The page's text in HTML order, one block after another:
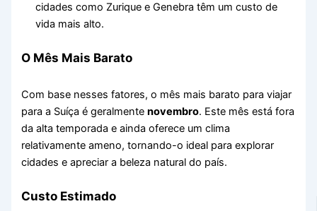
cidades como Zurique e Genebra têm um custo de
vida mais alto.
O Mês Mais Barato
Com base nesses fatores, o mês mais barato para viajar
para a Suíça é geralmentenovembro. Este mês está fora
da alta temporada e ainda oferece um clima
relativamente ameno, tornando-o ideal para explorar
cidades e apreciar a beleza natural do país.
Custo Estimado